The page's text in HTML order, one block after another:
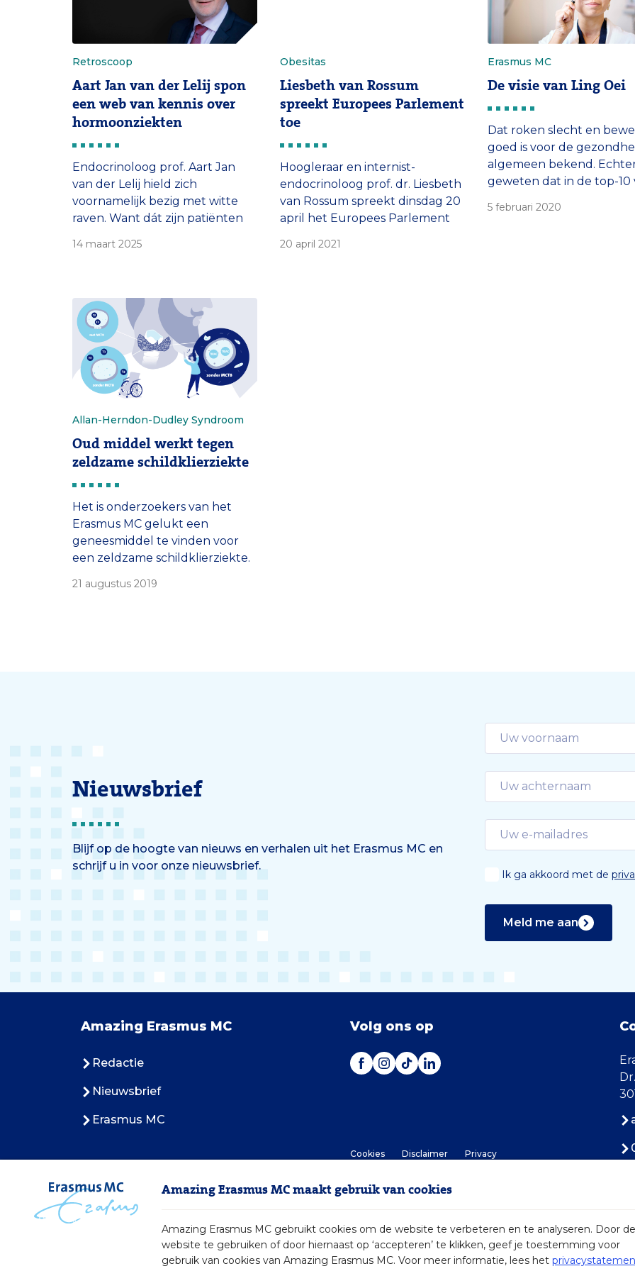
Retroscoop
Aart Jan van der Lelij spon
een web van kennis over
hormoonziekten
Endocrinoloog prof. Aart Jan
van der Lelij hield zich
voornamelijk bezig met witte
raven. Want dát zijn patiënten
Hun ziekten zijn zeldzaam, soms
hormoonhuishouding is als een
dashboard met 54 knoppen.
Draai er aan 1, en alle andere
knoppen komen in beweging.’
14 maart 2025
Obesitas
Liesbeth van Rossum
spreekt Europees Parlement
toe
Hoogleraar en internist-
endocrinoloog prof. dr. Liesbeth
van Rossum spreekt dinsdag 20
april het Europees Parlement
20 april 2021
Erasmus MC
De visie van Ling Oei
Dat roken slecht en
goed is voor de
algemeen bekend.
geweten dat in de top-10
de mens lood prominent
5 februari 2020
Allan-Herndon-Dudley Syndroom
Oud middel werkt tegen
zeldzame schildklierziekte
Het is onderzoekers van het
Erasmus MC gelukt een
geneesmiddel te vinden voor
een zeldzame schildklierziekte.
jaar al beschikbaar voor
21 augustus 2019
Nieuwsbrief
Blijf op de hoogte van nieuws en verhalen uit het Erasmus MC en
schrijf u in voor onze nieuwsbrief.
Ik ga akkoord met de
Meld me aan
Amazing Erasmus MC
Redactie
Nieuwsbrief
Erasmus MC
Volg ons op
Cookies Disclaimer Privacy
2026 Erasmus MC
Amazing Erasmus MC maakt gebruik van cookies
Amazing Erasmus MC gebruikt cookies om de website te verbeteren en te analyseren. Door
website te gebruiken of door hiernaast op ‘accepteren’ te klikken, geef je toestemming voor
gebruik van cookies van Amazing Erasmus MC. Voor meer informatie, lees het